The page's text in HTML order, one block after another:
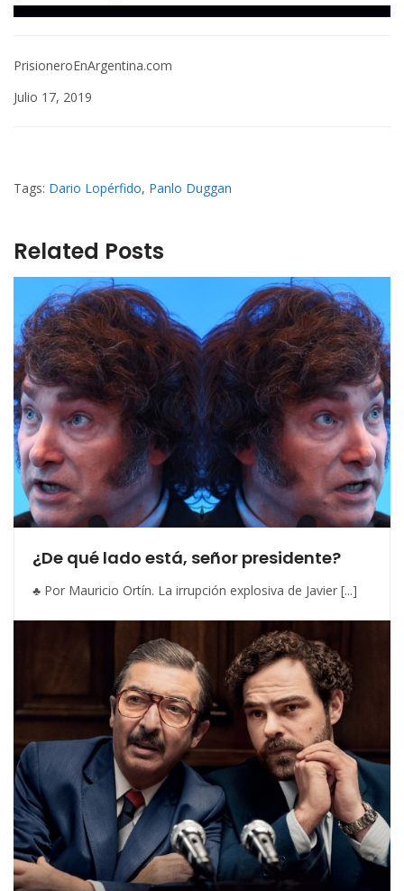
PrisioneroEnArgentina.com
Julio 17, 2019
Tags: Dario Lopérfido, Panlo Duggan
Related Posts
¿De qué lado está, señor presidente?
♣ Por Mauricio Ortín. La irrupción explosiva de Javier [...]